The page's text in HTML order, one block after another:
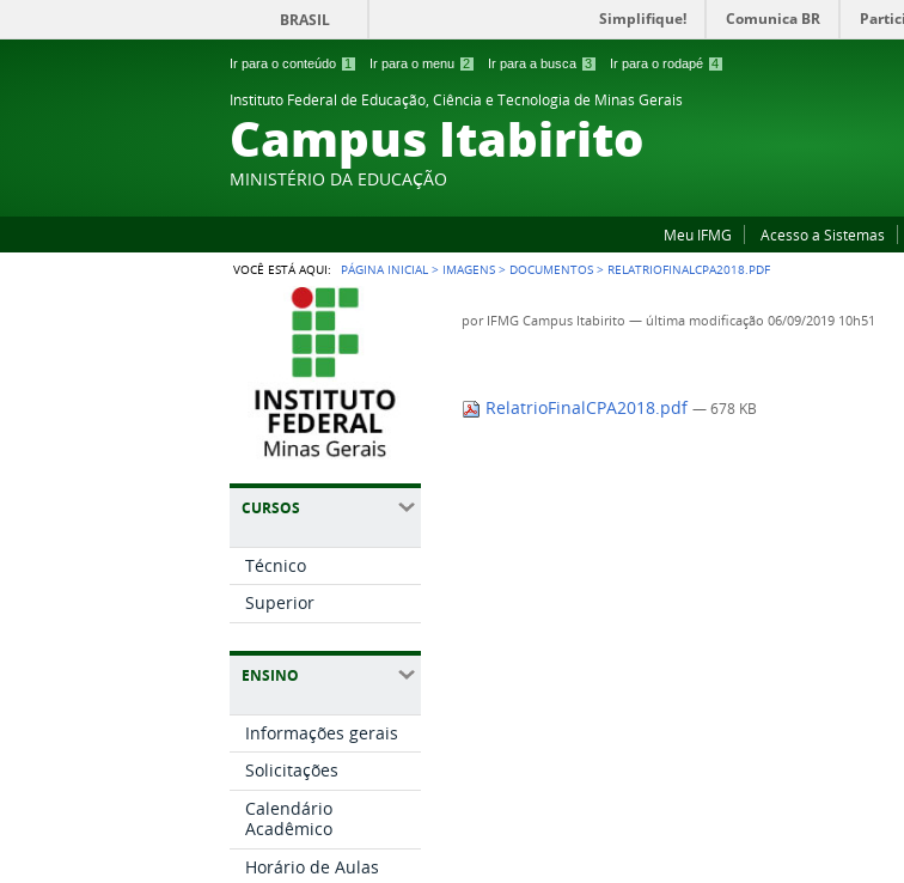
Ir para o conteúdo 1 Ir para o menu 2 Ir para a busca 3 Ir para o rodapé 4
BRASIL Simplifique! Comunica BR
Instituto Federal de Educação, Ciência e Tecnologia de Minas Gerais
Campus Itabirito
MINISTÉRIO DA EDUCAÇÃO
Meu IFMG Acesso a Sistemas
VOCÊ ESTÁ AQUI: PÁGINA INICIAL > IMAGENS > DOCUMENTOS > RELATRIOFINALCPA2018.PDF
CURSOS
Técnico
Superior
ENSINO
Informações gerais
Solicitações
Calendário
Acadêmico
Horário de Aulas
por IFMG Campus Itabirito — última modificação 06/09/2019 10h51
RelatrioFinalCPA2018.pdf— 678 KB